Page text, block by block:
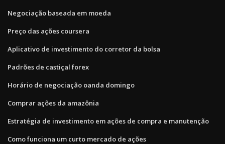
Negociação baseada em moeda
Preço das ações coursera
Aplicativo de investimento do corretor da bolsa
Padrões de castiçal forex
Horário de negociação oanda domingo
Comprar ações da amazônia
Estratégia de investimento em ações de compra e manutenção
Como funciona um curto mercado de ações